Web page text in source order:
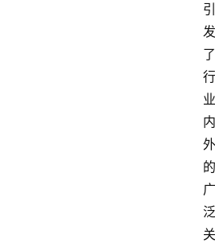
引
发
了
行
业
内
外
的
广
泛
关